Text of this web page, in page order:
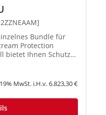
Bundle für
bietet Ihnen Schutz
Generation.
kosteneffiziente
MwSt. i.H.v. 6.823,30 €